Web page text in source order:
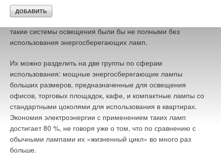
звук открываемой двери), свет автоматически включается и
горит, пока человек находится в помещении. Разумеется,
такие системы освещения были бы не полными без
использования энергосберегающих ламп.
Их можно разделить на две группы по сферам
использования: мощные энергосберегающие лампы
больших размеров, предназначенные для освещения
офисов, торговых площадок, кафе, и компактные лампы со
стандартными цоколями для использования в квартирах.
Экономия электроэнергии с применением таких ламп
достигает 80 %, не говоря уже о том, что по сравнению с
обычными лампами их «жизненный цикл» во много раз
больше.